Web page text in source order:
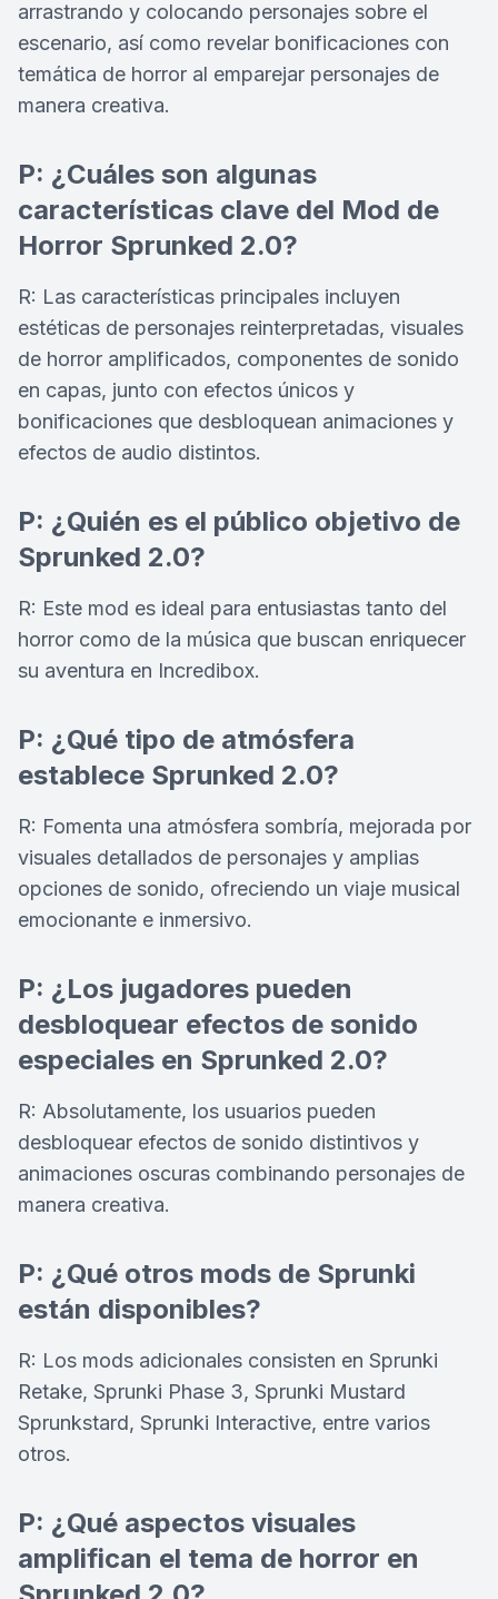
arrastrando y colocando personajes sobre el
escenario, así como revelar bonificaciones con
temática de horror al emparejar personajes de
manera creativa.
P: ¿Cuáles son algunas
características clave del Mod de
Horror Sprunked 2.0?
R: Las características principales incluyen
estéticas de personajes reinterpretadas, visuales
de horror amplificados, componentes de sonido
en capas, junto con efectos únicos y
bonificaciones que desbloquean animaciones y
efectos de audio distintos.
P: ¿Quién es el público objetivo de
Sprunked 2.0?
R: Este mod es ideal para entusiastas tanto del
horror como de la música que buscan enriquecer
su aventura en Incredibox.
P: ¿Qué tipo de atmósfera
establece Sprunked 2.0?
R: Fomenta una atmósfera sombría, mejorada por
visuales detallados de personajes y amplias
opciones de sonido, ofreciendo un viaje musical
emocionante e inmersivo.
P: ¿Los jugadores pueden
desbloquear efectos de sonido
especiales en Sprunked 2.0?
R: Absolutamente, los usuarios pueden
desbloquear efectos de sonido distintivos y
animaciones oscuras combinando personajes de
manera creativa.
P: ¿Qué otros mods de Sprunki
están disponibles?
R: Los mods adicionales consisten en Sprunki
Retake, Sprunki Phase 3, Sprunki Mustard
Sprunkstard, Sprunki Interactive, entre varios
otros.
P: ¿Qué aspectos visuales
amplifican el tema de horror en